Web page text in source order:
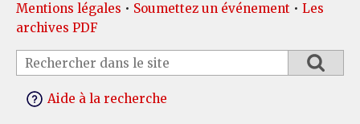
Mentions légales • Soumettez un événement • Les
archives PDF
Aide à la recherche